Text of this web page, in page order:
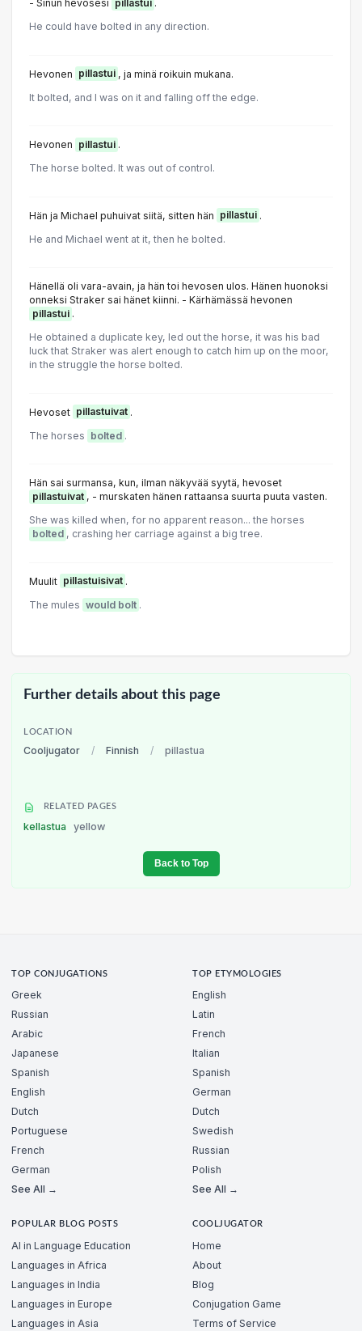
- Sinun hevosesi pillastui .
He could have bolted in any direction.
Hevonen pillastui , ja minä roikuin mukana.
It bolted, and I was on it and falling off the edge.
Hevonen pillastui .
The horse bolted. It was out of control.
Hän ja Michael puhuivat siitä, sitten hän pillastui .
He and Michael went at it, then he bolted.
Hänellä oli vara-avain, ja hän toi hevosen ulos. Hänen huonoksi
onneksi Straker sai hänet kiinni. - Kärhämässä hevonen
pillastui .
He obtained a duplicate key, led out the horse, it was his bad
luck that Straker was alert enough to catch him up on the moor,
in the struggle the horse bolted.
Hevoset pillastuivat .
The horses bolted .
Hän sai surmansa, kun, ilman näkyvää syytä, hevoset
pillastuivat , - murskaten hänen rattaansa suurta puuta vasten.
She was killed when, for no apparent reason... the horses
bolted , crashing her carriage against a big tree.
Muulit pillastuisivat .
The mules would bolt .
Further details about this page
LOCATION
Cooljugator / Finnish / pillastua
RELATED PAGES
kellastua yellow
Back to Top
TOP CONJUGATIONS
Greek
Russian
Arabic
Japanese
Spanish
English
Dutch
Portuguese
French
German
See All →
TOP ETYMOLOGIES
English
Latin
French
Italian
Spanish
German
Dutch
Swedish
Russian
Polish
See All →
POPULAR BLOG POSTS
AI in Language Education
Languages in Africa
Languages in India
Languages in Europe
Languages in Asia
COOLJUGATOR
Home
About
Blog
Conjugation Game
Terms of Service